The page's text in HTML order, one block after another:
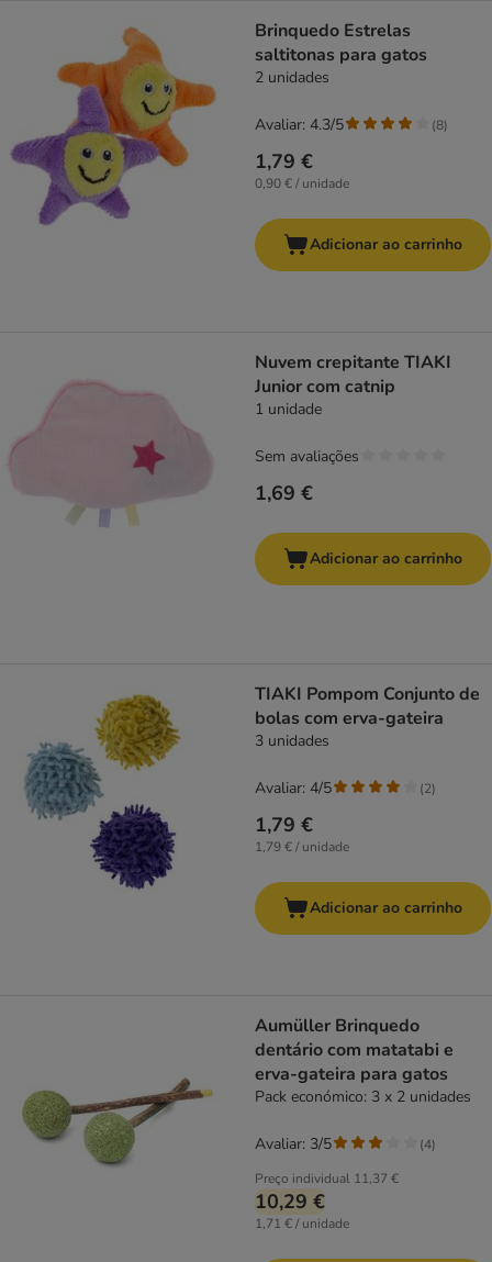
Brinquedo Estrelas
saltitonas para gatos
2 unidades
1,79 €
0,90 € / unidade
Avaliar: 4.3/5 (8)
Adicionar ao carrinho
Nuvem crepitante TIAKI
Junior com catnip
1 unidade
1,69 €
Sem avaliações
Adicionar ao carrinho
TIAKI Pompom Conjunto de
bolas com erva-gateira
3 unidades
1,79 €
1,79 € / unidade
Avaliar: 4/5 (2)
Adicionar ao carrinho
Aumüller Brinquedo
dentário com matatabi e
erva-gateira para gatos
Pack económico: 3 x 2 unidades
Preço individual 11,37 €
10,29 €
1,71 € / unidade
Avaliar: 3/5 (4)